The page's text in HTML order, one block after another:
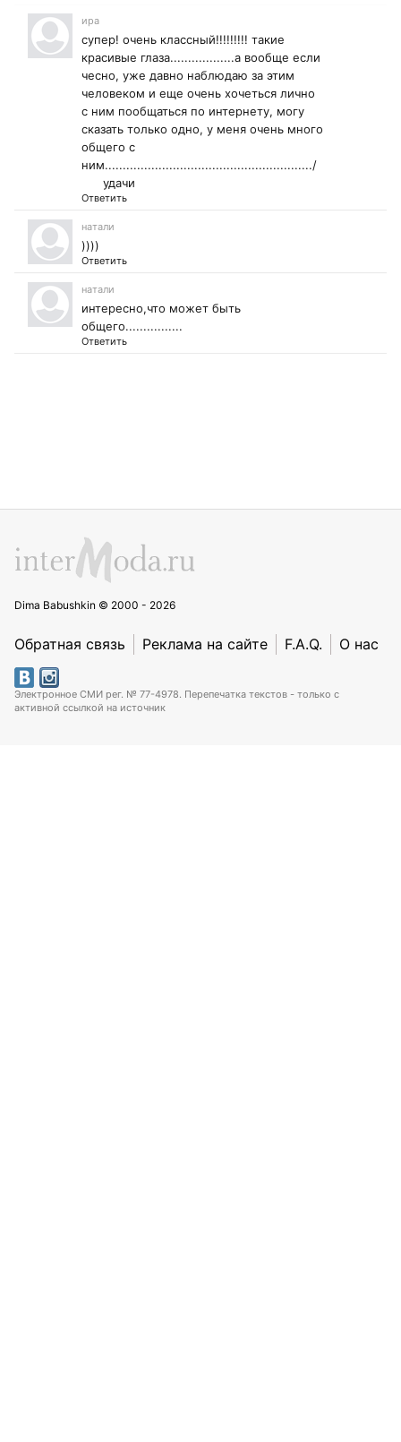
ира
супер! очень классный!!!!!!!!! такие
красивые глаза..................а вообще если
чесно, уже давно наблюдаю за этим
человеком и еще очень хочеться лично
с ним пообщаться по интернету, могу
сказать только одно, у меня очень много
общего с
ним........................................................../
удачи
Ответить
натали
))))
Ответить
натали
интересно,что может быть
общего................
Ответить
Dima Babushkin © 2000 - 2026
Обратная связь Реклама на сайте F.A.Q. О нас
Электронное СМИ рег. № 77-4978. Перепечатка текстов - только с
активной ссылкой на источник